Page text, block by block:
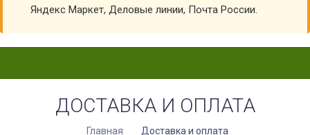
Яндекс Маркет, Деловые линии, Почта России.
ДОСТАВКА И ОПЛАТА
Главная Доставка и оплата